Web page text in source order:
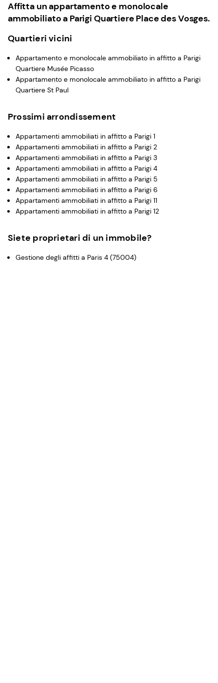
Affitta un appartamento e monolocale
ammobiliato a Parigi Quartiere Place des Vosges.
Quartieri vicini
Appartamento e monolocale ammobiliato in affitto a Parigi
Quartiere Musée Picasso
Appartamento e monolocale ammobiliato in affitto a Parigi
Quartiere St Paul
Prossimi arrondissement
Appartamenti ammobiliati in affitto a Parigi 1
Appartamenti ammobiliati in affitto a Parigi 2
Appartamenti ammobiliati in affitto a Parigi 3
Appartamenti ammobiliati in affitto a Parigi 4
Appartamenti ammobiliati in affitto a Parigi 5
Appartamenti ammobiliati in affitto a Parigi 6
Appartamenti ammobiliati in affitto a Parigi 11
Appartamenti ammobiliati in affitto a Parigi 12
Siete proprietari di un immobile?
Gestione degli affitti a Paris 4 (75004)